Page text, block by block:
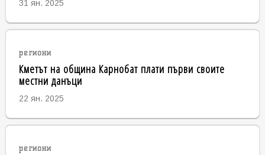
31 ян. 2025
региони
Кметът на община Карнобат плати първи своите
местни данъци
22 ян. 2025
региони